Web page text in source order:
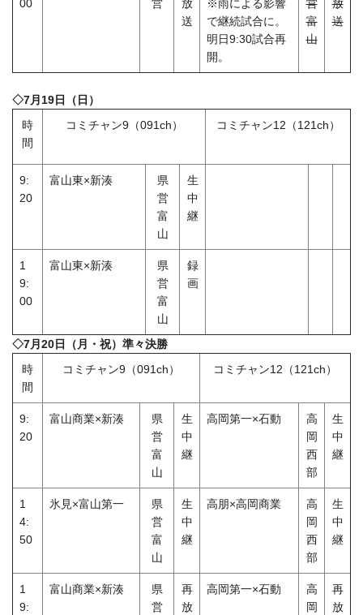
00
営
放
送
※雨による影響
で継続試合に。
明日9:30試合再
開。
営
富
山
放
送
◇7月19日（日）
時
間
コミチャン9（091ch） コミチャン12（121ch）
9:
20
富山東×新湊
県
営
富
山
生
中
継
1
9:
00
富山東×新湊
県
営
富
山
録
画
◇7月20日（月・祝）準々決勝
時
間
コミチャン9（091ch） コミチャン12（121ch）
9:
20
富山商業×新湊
県
営
富
山
生
中
継
高岡第一×石動
高
岡
西
部
生
中
継
1
4:
50
氷見×富山第一
県
営
富
山
生
中
継
高朋×高岡商業
高
岡
西
部
生
中
継
1
9:
富山商業×新湊
県
営
再
放
高岡第一×石動
高
岡
再
放